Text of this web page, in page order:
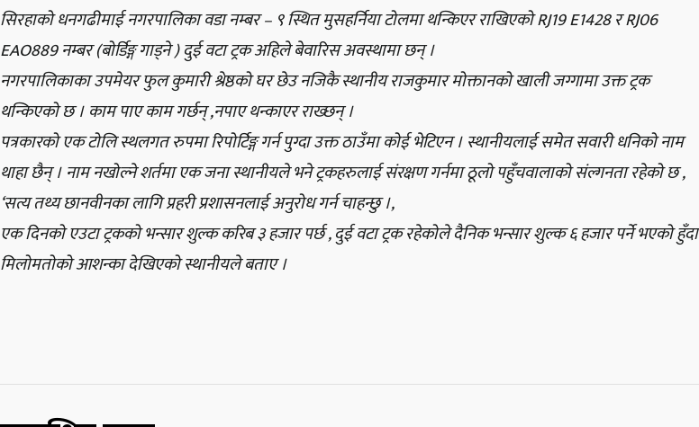
सिरहाको धनगढीमाई नगरपालिका वडा नम्बर – ९ स्थित मुसहर्निया टोलमा थन्किएर राखिएको RJ19 E1428 र RJ06
EAO889 नम्बर (बोर्डिङ्ग गाड्ने ) दुई वटा ट्रक अहिले बेवारिस अवस्थामा छन् ।
नगरपालिकाका उपमेयर फुल कुमारी श्रेष्ठको घर छेउ नजिकै स्थानीय राजकुमार मोक्तानको खाली जग्गामा उक्त ट्रक
थन्किएको छ । काम पाए काम गर्छन् ,नपाए थन्काएर राख्छन् ।
पत्रकारको एक टोलि स्थलगत रुपमा रिपोर्टिङ्ग गर्न पुग्दा उक्त ठाउँमा कोई भेटिएन । स्थानीयलाई समेत सवारी धनिको नाम
थाहा छैन् । नाम नखोल्ने शर्तमा एक जना स्थानीयले भने ट्रकहरुलाई संरक्षण गर्नमा ठूलो पहुँचवालाको संल्गनता रहेको छ ,
‘सत्य तथ्य छानवीनका लागि प्रहरी प्रशासनलाई अनुरोध गर्न चाहन्छु ।,
एक दिनको एउटा ट्रकको भन्सार शुल्क करिब ३ हजार पर्छ , दुई वटा ट्रक रहेकोले दैनिक भन्सार शुल्क ६ हजार पर्ने भएको हुँदा
मिलोमतोको आशन्का देखिएको स्थानीयले बताए ।